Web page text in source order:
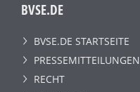
BVSE.DE
BVSE.DE STARTSEITE
PRESSEMITTEILUNGEN
RECHT